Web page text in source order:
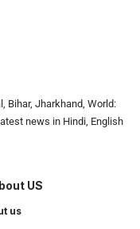
Bihar, Jharkhand, World:
news in Hindi, English
US
us